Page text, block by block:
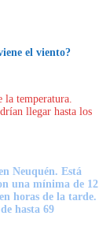
el viento?
la temperatura.
llegar hasta los
Neuquén. Está
una mínima de 12
horas de la tarde.
hasta 69